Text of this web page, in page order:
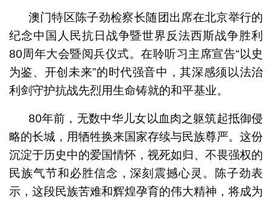
澳门特区陈子劲检察长随团出席在北京举行的
纪念中国人民抗日战争暨世界反法西斯战争胜利
80周年大会暨阅兵仪式。在聆听习主席宣告“以史
为鉴、开创未来”的时代强音中，其深感须以法治
利剑守护抗战先烈用生命铸就的和平基业。
80年前，无数中华儿女以血肉之躯筑起抵御侵
略的长城，用牺牲换来国家存续与民族尊严。这份
沉淀于历史中的爱国情怀，视死如归、不畏强权的
民族气节和必胜信念，深刻震撼心灵。陈子劲表
示，这段民族苦难和辉煌孕育的伟大精神，将成为